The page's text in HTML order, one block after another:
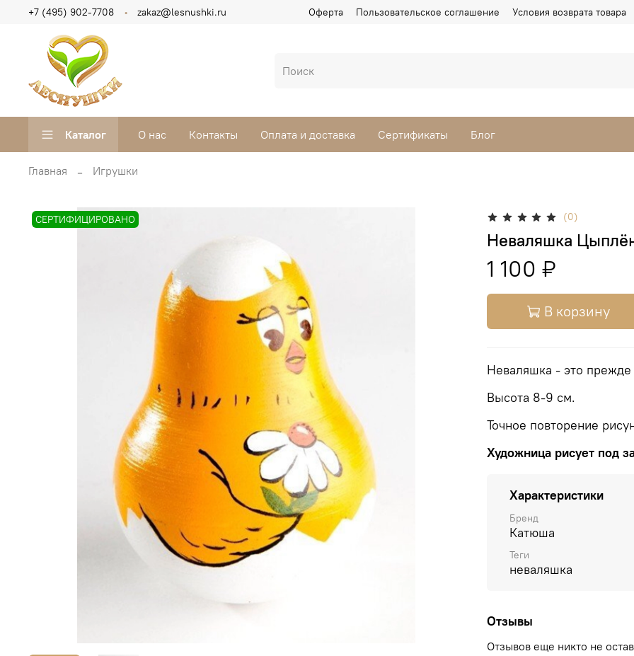
Оферта Пользовательское соглашение Условия возврата товара
+7 (495) 902-7708 zakaz@lesnushki.ru
Каталог О нас Контакты Оплата и доставка Сертификаты Блог
Главная Игрушки
СЕРТИФИЦИРОВАНО (0)
Неваляшка
1 100 ₽
В корзину
Неваляшка - это
Высота 8-9 см.
Точное повторение
Художница рисует под
Характеристики
Бренд
Катюша
Теги
неваляшка
Отзывы
Отзывов еще никто не